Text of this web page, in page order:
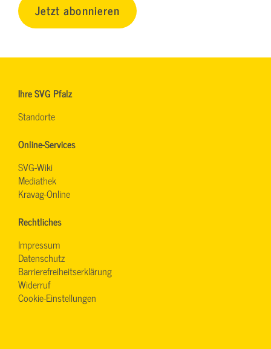
Jetzt abonnieren
Ihre SVG Pfalz
Standorte
Online-Services
SVG-Wiki
Mediathek
Kravag-Online
Rechtliches
Impressum
Datenschutz
Barrierefreiheitserklärung
Widerruf
Cookie-Einstellungen